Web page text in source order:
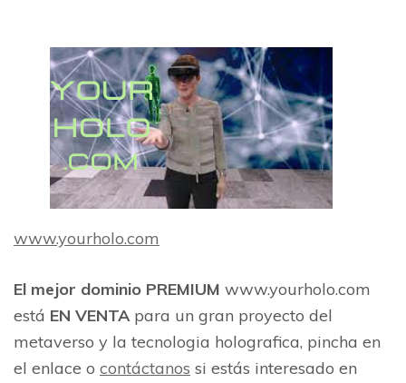
www.yourholo.com
El mejor dominio PREMIUM www.yourholo.com
está EN VENTApara un gran proyecto del
metaverso y la tecnologia holografica, pincha en
el enlace o contáctanos si estás interesado en